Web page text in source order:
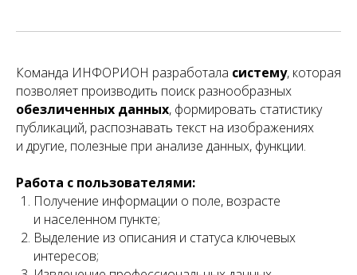
Команда ИНФОРИОН разработала систему, которая
позволяет производить поиск разнообразных
обезличенных данных, формировать статистику
публикаций, распознавать текст на изображениях
и другие, полезные при анализе данных, функции.
Работа с пользователями:
Получение информации о поле, возрасте
и населенном пункте;
Выделение из описания и статуса ключевых
интересов;